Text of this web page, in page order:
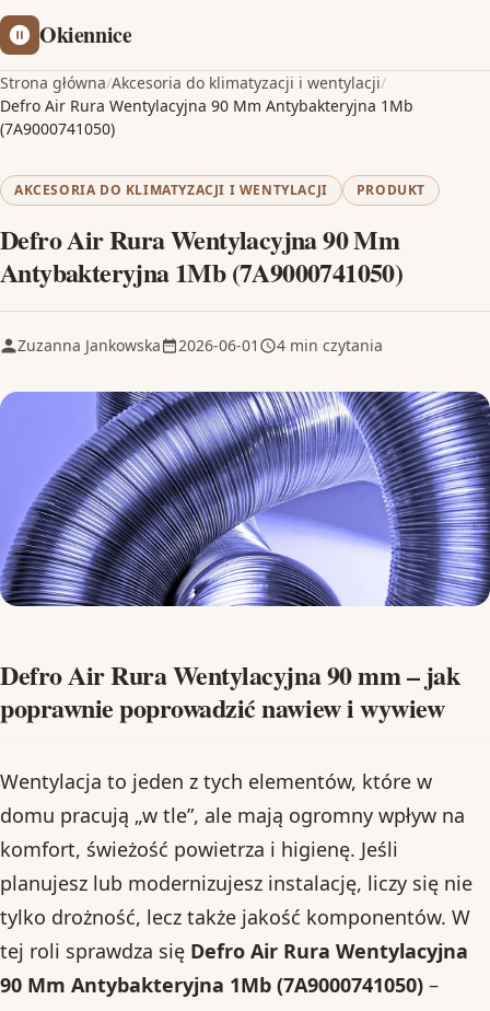
Okiennice
Strona główna/Akcesoria do klimatyzacji i wentylacji/
Defro Air Rura Wentylacyjna 90 Mm Antybakteryjna 1Mb
(7A9000741050)
AKCESORIA DO KLIMATYZACJI I WENTYLACJI PRODUKT
Defro Air Rura Wentylacyjna 90 Mm
Antybakteryjna 1Mb (7A9000741050)
Zuzanna Jankowska 2026-06-01 4 min czytania
Defro Air Rura Wentylacyjna 90 mm – jak
poprawnie poprowadzić nawiew i wywiew
Wentylacja to jeden z tych elementów, które w
domu pracują „w tle”, ale mają ogromny wpływ na
komfort, świeżość powietrza i higienę. Jeśli
planujesz lub modernizujesz instalację, liczy się nie
tylko drożność, lecz także jakość komponentów. W
tej roli sprawdza się Defro Air Rura Wentylacyjna
90 Mm Antybakteryjna 1Mb (7A9000741050) –